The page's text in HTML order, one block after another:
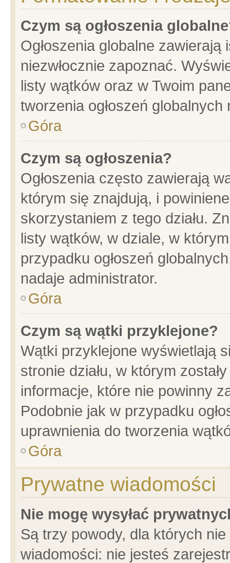
Czym są ogłoszenia
Ogłoszenia globalne
niezwłocznie zapoznać.
listy wątków oraz w Twoim
tworzenia ogłoszeń
Góra
Czym są ogłoszenia?
Ogłoszenia często zawierają
którym się znajdują, i
skorzystaniem z tego działu.
listy wątków, w dziale, w
przypadku ogłoszeń
nadaje administrator.
Góra
Czym są wątki przyklejone?
Wątki przyklejone wyświetlają
stronie działu, w którym
informacje, które nie powinny
Podobnie jak w przypadku
uprawnienia do tworzenia
Góra
Prywatne wiadomości
Nie mogę wysyłać
Są trzy powody, dla których
wiadomości: nie jesteś